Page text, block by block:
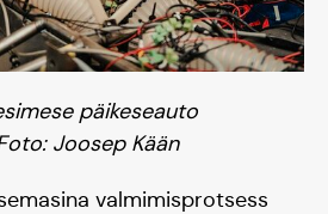
päikeseauto
Joosep Kään
valmimisprotsess